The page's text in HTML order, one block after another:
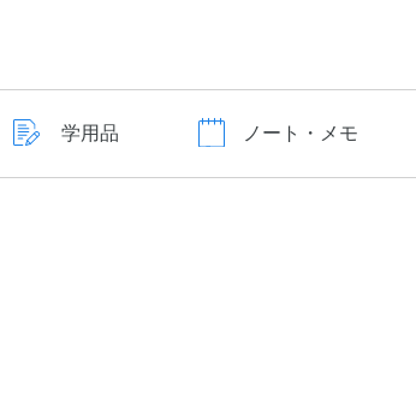
学用品 ノート・メモ